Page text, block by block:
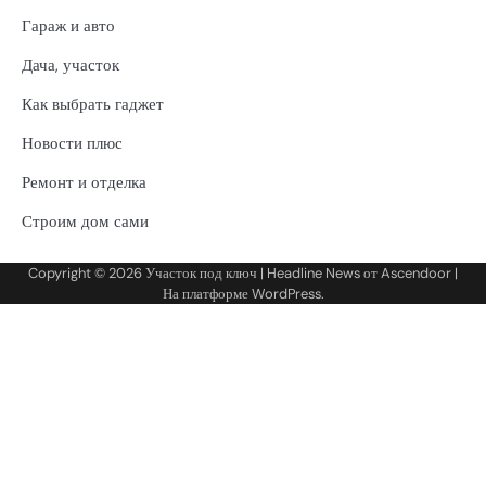
Гараж и авто
Дача, участок
Как выбрать гаджет
Новости плюс
Ремонт и отделка
Строим дом сами
Copyright © 2026Участок под ключ | Headline News отAscendoor |
На платформеWordPress.